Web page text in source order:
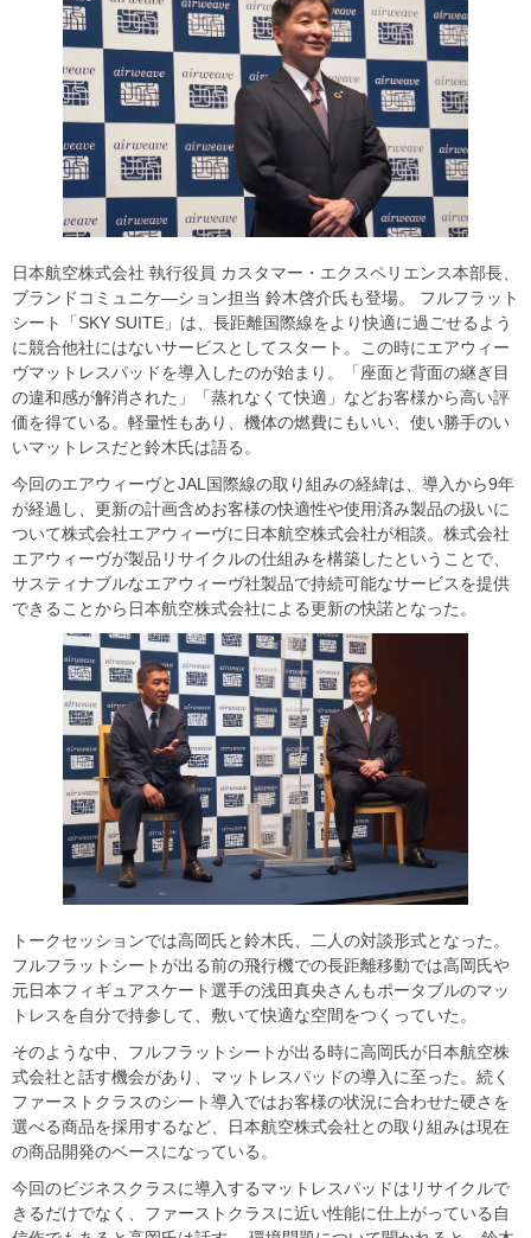
日本航空株式会社 執行役員 カスタマー・エクスペリエンス本部長、
ブランドコミュニケ―ション担当 鈴木啓介氏も登場。 フルフラット
シート「SKY SUITE」は、長距離国際線をより快適に過ごせるよう
に競合他社にはないサービスとしてスタート。この時にエアウィー
ヴマットレスパッドを導入したのが始まり。「座面と背面の継ぎ目
の違和感が解消された」「蒸れなくて快適」などお客様から高い評
価を得ている。軽量性もあり、機体の燃費にもいい、使い勝手のい
いマットレスだと鈴木氏は語る。
今回のエアウィーヴとJAL国際線の取り組みの経緯は、導入から9年
が経過し、更新の計画含めお客様の快適性や使用済み製品の扱いに
ついて株式会社エアウィーヴに日本航空株式会社が相談。株式会社
エアウィーヴが製品リサイクルの仕組みを構築したということで、
サスティナブルなエアウィーヴ社製品で持続可能なサービスを提供
できることから日本航空株式会社による更新の快諾となった。
トークセッションでは高岡氏と鈴木氏、二人の対談形式となった。
フルフラットシートが出る前の飛行機での長距離移動では高岡氏や
元日本フィギュアスケート選手の浅田真央さんもポータブルのマッ
トレスを自分で持参して、敷いて快適な空間をつくっていた。
そのような中、フルフラットシートが出る時に高岡氏が日本航空株
式会社と話す機会があり、マットレスパッドの導入に至った。続く
ファーストクラスのシート導入ではお客様の状況に合わせた硬さを
選べる商品を採用するなど、日本航空株式会社との取り組みは現在
の商品開発のベースになっている。
今回のビジネスクラスに導入するマットレスパッドはリサイクルで
きるだけでなく、ファーストクラスに近い性能に仕上がっている自